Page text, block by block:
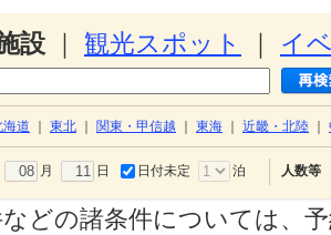
設 観光スポット イ
海道 東北 関東・甲信越 東海 近畿・北陸
月 日 日付未定 泊 人数等
どの諸条件については、